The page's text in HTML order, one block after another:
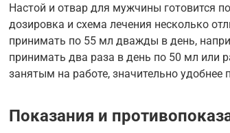
Настой и отвар для мужчины готовится
дозировка и схема лечения несколько
принимать по 55 мл дважды в день,
принимать два раза в день по 50 мл
занятым на работе, значительно удобнее
Показания и